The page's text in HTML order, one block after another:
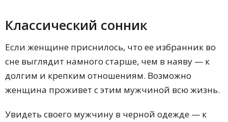
Классический сонник
Если женщине приснилось, что ее избранник во
сне выглядит намного старше, чем в наяву — к
долгим и крепким отношениям. Возможно
женщина проживет с этим мужчиной всю жизнь.
Увидеть своего мужчину в черной одежде — к